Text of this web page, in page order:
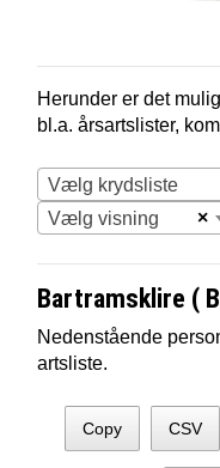
Herunder er det
bl.a. årsartslister,
Vælg krydsliste
×
Vælg visning
Bartramsklire (
Nedenstående
artsliste.
Copy CSV